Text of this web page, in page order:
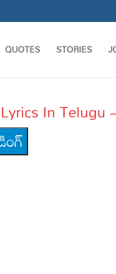
QUOTES STORIES
In